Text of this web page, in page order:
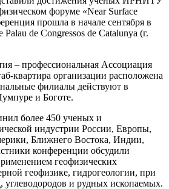
форуме «Near Surface
прошла в начале сентября в
de Congressos de Catalunya (г.
– профессиональная Ассоциация
квартира организации расположена
филиалы действуют в
и Боготе.
более 450 ученых и
индустрии России, Европы,
Ближнего Востока, Индии,
конференции обсудили
геофизических
геофизике, гидрогеологии, при
углеводородов и рудных ископаемых.